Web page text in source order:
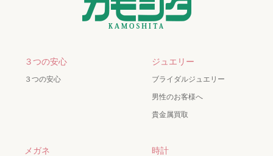
３つの安心
３つの安心
ジュエリー
ブライダルジュエリー
男性のお客様へ
貴金属買取
メガネ 時計